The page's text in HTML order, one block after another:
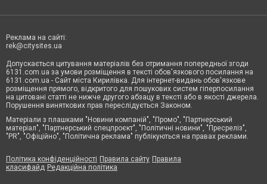
Реклама на сайті:
rek@citysites.ua
Допускається цитування матеріалів без отримання попередньої згоди
6131.com.ua за умови розміщення в тексті обов'язкового посилання на
6131.com.ua - Сайт міста Кирилівка. Для інтернет-видань обов'язкове
розміщення прямого, відкритого для пошукових систем гіперпосилання
на цитовані статті не нижче другого абзацу в тексті або в якості джерела.
Порушення виняткових прав переслідується Законом.
Матеріали з плашками "Новини компаній", "Промо", "Партнерський
матеріал", "Партнерський спецпроєкт", "Політичні новини", "Пресреліз",
"PR", "Офіційно", "Політична реклама" публікуються на правах реклами.
Політика конфіденційності Правила сайту Правила
класифайд Редакційна політика